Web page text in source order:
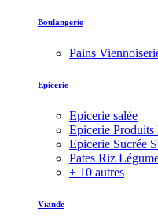
Boulangerie
Pains
Epicerie
Epicerie salée
Epicerie Produits
Epicerie Sucrée
Pates Riz
+ 10 autres
Viande